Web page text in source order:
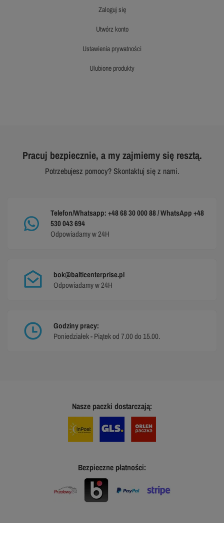
zaloguj się
utwórz konto
ustawienia prywatności
ulubione produkty
Pracuj bezpiecznie, a my zajmiemy się resztą.
Potrzebujesz pomocy? Skontaktuj się z nami.
Telefon/Whatsapp: +48 68 30 000 88 / WhatsApp +48
530 043 694
Odpowiadamy w 24H
bok@balticenterprise.pl
Odpowiadamy w 24H
Godziny pracy:
Poniedziałek - Piątek od 7.00 do 15.00.
Nasze paczki dostarczają:
Bezpieczne płatności: